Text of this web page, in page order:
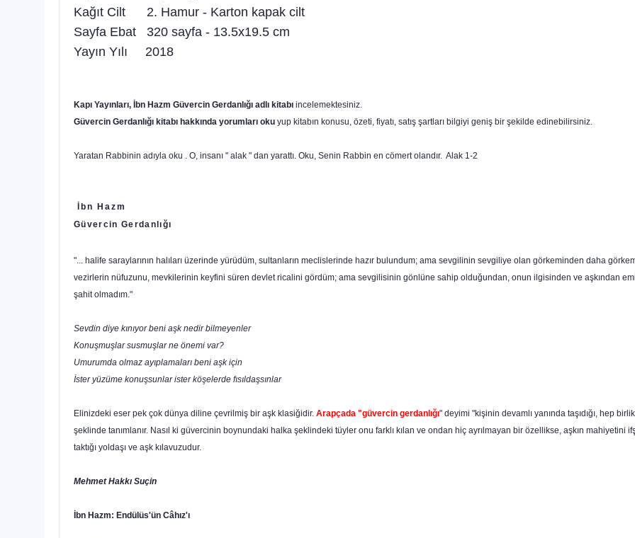
Kağıt Cilt 2. Hamur - Karton kapak cilt
Sayfa Ebat 320 sayfa - 13.5x19.5 cm
Yayın Yılı 2018
Kapı Yayınları, İbn Hazm Güvercin Gerdanlığı adlı kitabı incelemektesiniz.
Güvercin Gerdanlığı kitabı hakkında yorumları oku yup kitabın konusu, özeti, fiyatı, satış şartları bilgiyi geniş bir şekilde edinebilirsiniz.
Yaratan Rabbinin adıyla oku . O, insanı " alak " dan yarattı. Oku, Senin Rabbin en cömert olandır. Alak 1-2
İbn Hazm
Güvercin Gerdanlığı
"... halife saraylarının halıları üzerinde yürüdüm, sultanların meclislerinde hazır bulundum; ama sevgilinin sevgiliye olan görkeminden daha
vezirlerin nüfuzunu, mevkilerinin keyfini süren devlet ricalini gördüm; ama sevgilisinin gönlüne sahip olduğundan, onun ilgisinden ve aşkından
şahit olmadım."
Sevdin diye kınıyor beni aşk nedir bilmeyenler
Konuşmuşlar susmuşlar ne önemi var?
Umurumda olmaz ayıplamaları beni aşk için
İster yüzüme konuşsunlar ister köşelerde fısıldaşsınlar
Elinizdeki eser pek çok dünya diline çevrilmiş bir aşk klasiğidir. Arapçada "güvercin gerdanlığı" deyimi "kişinin devamlı yanında taşıdığı, hep
şeklinde tanımlanır. Nasıl ki güvercinin boynundaki halka şeklindeki tüyler onu farklı kılan ve ondan hiç ayrılmayan bir özellikse, aşkın mahiyetini
taktığı yoldaşı ve aşk kılavuzudur.
Mehmet Hakkı Suçin
İbn Hazm: Endülüs'ün Câhız'ı